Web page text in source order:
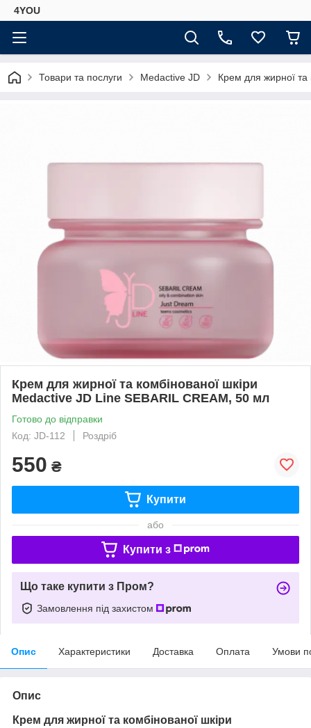
4YOU
Товари та послуги Medactive JD Крем для жирної та
Крем для жирної та комбінованої шкіри
Medactive JD Line SEBARIL CREAM, 50 мл
Готово до відправки
Код: JD-112
Роздріб
550 ₴
Купити
або
Купити з
Що таке купити з Пром?
Замовлення під захистом
Опис Характеристики Доставка Оплата Умови
Опис
Крем для жирної та комбінованої шкіри